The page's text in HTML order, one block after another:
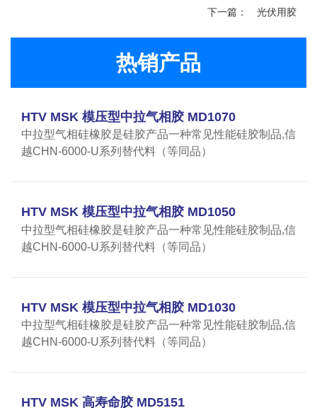
下一篇：
光伏用胶
热销产品
HTV MSK 模压型中拉气相胶 MD1070
中拉型气相硅橡胶是硅胶产品一种常见性能硅胶制品,信
越CHN-6000-U系列替代料（等同品）
HTV MSK 模压型中拉气相胶 MD1050
中拉型气相硅橡胶是硅胶产品一种常见性能硅胶制品,信
越CHN-6000-U系列替代料（等同品）
HTV MSK 模压型中拉气相胶 MD1030
中拉型气相硅橡胶是硅胶产品一种常见性能硅胶制品,信
越CHN-6000-U系列替代料（等同品）
HTV MSK 高寿命胶 MD5151